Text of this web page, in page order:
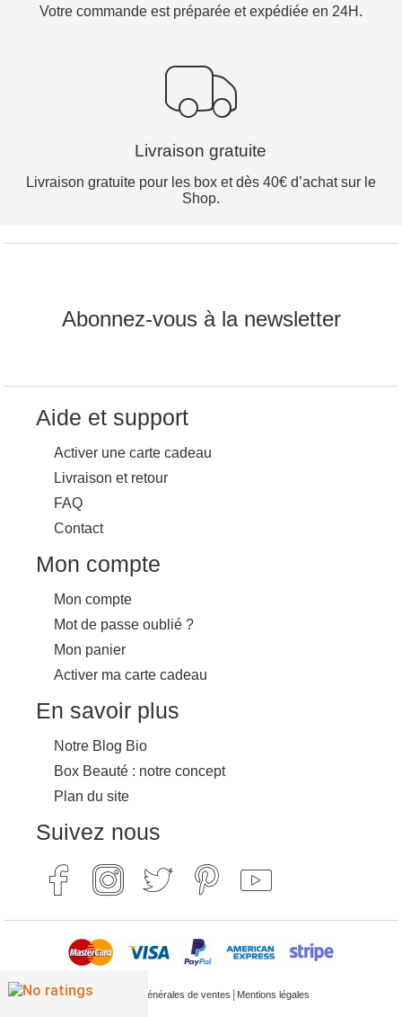
Votre commande est préparée et expédiée en 24H.
Livraison gratuite
Livraison gratuite pour les box et dès 40€ d’achat sur le
Shop.
Abonnez-vous à la newsletter
Aide et support
Activer une carte cadeau
Livraison et retour
FAQ
Contact
Mon compte
Mon compte
Mot de passe oublié ?
Mon panier
Activer ma carte cadeau
En savoir plus
Notre Blog Bio
Box Beauté : notre concept
Plan du site
Suivez nous
Conditions générales de ventes Mentions légales